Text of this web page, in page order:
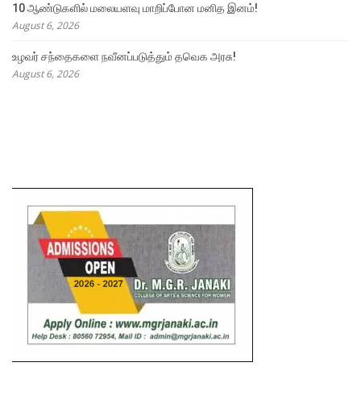
10 ஆண்டுகளில் மலையளவு மாறிப்போன மனித இனம்!
August 6, 2026
உழவர் சந்தைகளை நவீனப்படுத்தும் தவெக அரசு!
August 6, 2026